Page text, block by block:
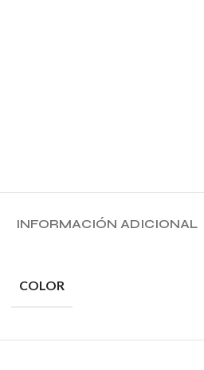
INFORMACIÓN ADICIONAL
COLOR